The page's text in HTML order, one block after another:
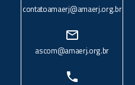
contatoamaerj@amaerj.org.br
mail_outline
ascom@amaerj.org.br
phone